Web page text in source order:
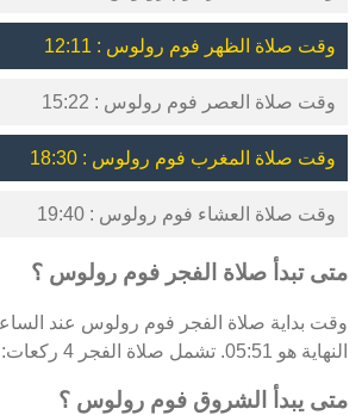
وقت صلاة الظهر فوم رولوس : 12:11
وقت صلاة العصر فوم رولوس : 15:22
وقت صلاة المغرب فوم رولوس : 18:30
وقت صلاة العشاء فوم رولوس : 19:40
متى تبدأ صلاة الفجر فوم رولوس ؟
النهاية هو 05:51. تشمل صلاة الفجر 4 ركعات: 2 فرض و2 سنة.
متى يبدأ الشروق فوم رولوس ؟